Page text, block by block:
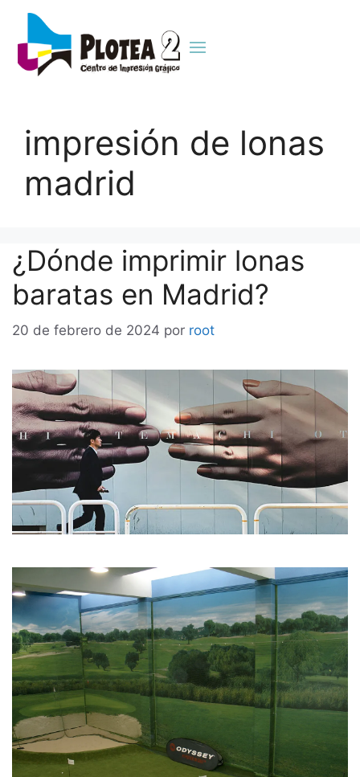
impresión de lonas
madrid
¿Dónde imprimir lonas
baratas en Madrid?
20 de febrero de 2024 por root